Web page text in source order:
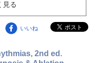
見る
いいね
2nd ed.